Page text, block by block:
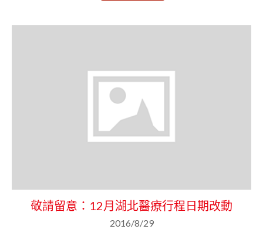
敬請留意：12月湖北醫療行程日期改動
2016/8/29